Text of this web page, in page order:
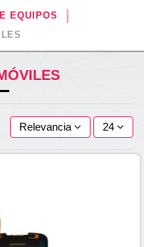
EQUIPOS
Relevancia 24